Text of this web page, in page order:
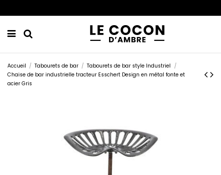
Accueil Tabourets de bar
Tabourets de bar style Industriel
Chaise de bar industrielle tracteur Esschert Design en métal fonte et
acier Gris